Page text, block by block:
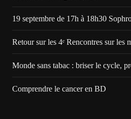
19 septembre de 17h à 18h30
Retour sur les 4ᵉ Rencontres sur les
Monde sans tabac : briser le cycle,
Comprendre le cancer en BD